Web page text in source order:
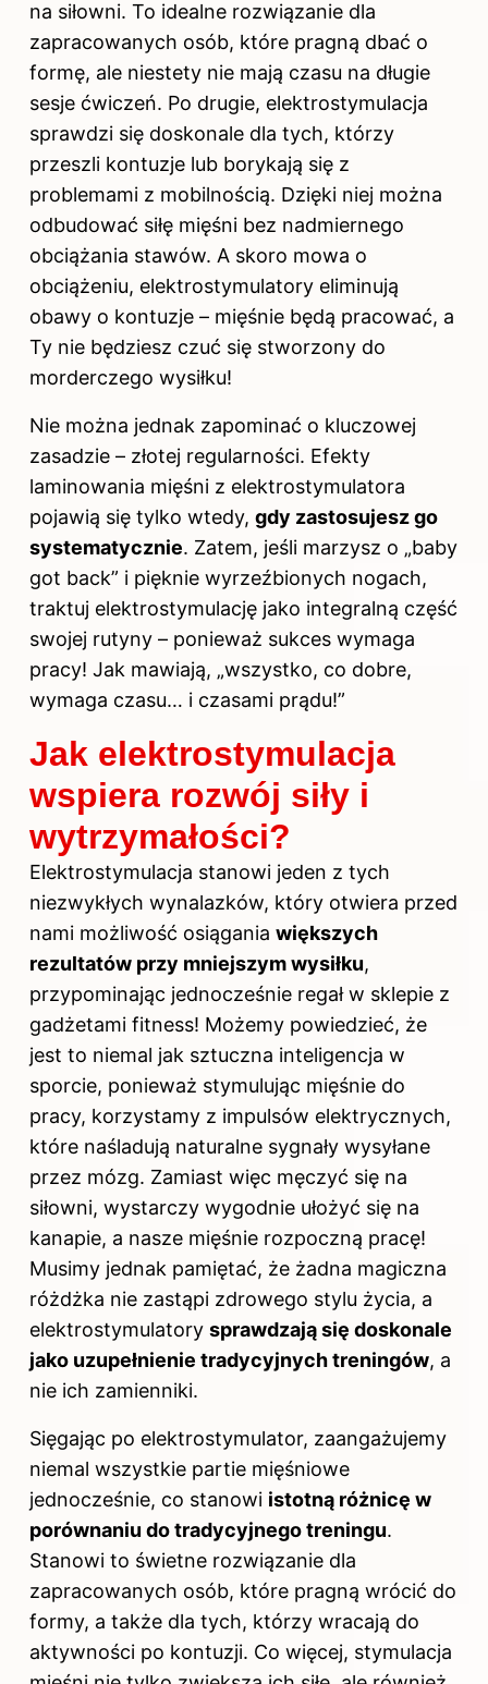
na siłowni. To idealne rozwiązanie dla
zapracowanych osób, które pragną dbać o
formę, ale niestety nie mają czasu na długie
sesje ćwiczeń. Po drugie, elektrostymulacja
sprawdzi się doskonale dla tych, którzy
przeszli kontuzje lub borykają się z
problemami z mobilnością. Dzięki niej można
odbudować siłę mięśni bez nadmiernego
obciążania stawów. A skoro mowa o
obciążeniu, elektrostymulatory eliminują
obawy o kontuzje – mięśnie będą pracować, a
Ty nie będziesz czuć się stworzony do
morderczego wysiłku!
Nie można jednak zapominać o kluczowej
zasadzie – złotej regularności. Efekty
laminowania mięśni z elektrostymulatora
pojawią się tylko wtedy, gdy zastosujesz go
systematycznie. Zatem, jeśli marzysz o „baby
got back” i pięknie wyrzeźbionych nogach,
traktuj elektrostymulację jako integralną część
swojej rutyny – ponieważ sukces wymaga
pracy! Jak mawiają, „wszystko, co dobre,
wymaga czasu… i czasami prądu!”
Jak elektrostymulacja
wspiera rozwój siły i
wytrzymałości?
Elektrostymulacja stanowi jeden z tych
niezwykłych wynalazków, który otwiera przed
nami możliwość osiągania większych
rezultatów przy mniejszym wysiłku,
przypominając jednocześnie regał w sklepie z
gadżetami fitness! Możemy powiedzieć, że
jest to niemal jak sztuczna inteligencja w
sporcie, ponieważ stymulując mięśnie do
pracy, korzystamy z impulsów elektrycznych,
które naśladują naturalne sygnały wysyłane
przez mózg. Zamiast więc męczyć się na
siłowni, wystarczy wygodnie ułożyć się na
kanapie, a nasze mięśnie rozpoczną pracę!
Musimy jednak pamiętać, że żadna magiczna
różdżka nie zastąpi zdrowego stylu życia, a
elektrostymulatory sprawdzają się doskonale
jako uzupełnienie tradycyjnych treningów, a
nie ich zamienniki.
Sięgając po elektrostymulator, zaangażujemy
niemal wszystkie partie mięśniowe
jednocześnie, co stanowi istotną różnicę w
porównaniu do tradycyjnego treningu.
Stanowi to świetne rozwiązanie dla
zapracowanych osób, które pragną wrócić do
formy, a także dla tych, którzy wracają do
aktywności po kontuzji. Co więcej, stymulacja